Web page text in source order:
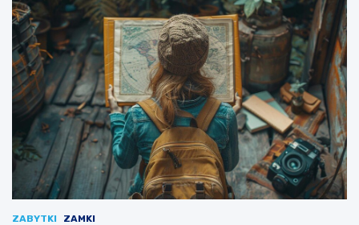
ZABYTKI ZAMKI